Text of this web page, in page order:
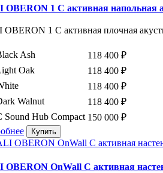
OBERON 1 C активная напольная
1 C активная плочная
Ash
118 400 ₽
Oak
118 400 ₽
118 400 ₽
Walnut
118 400 ₽
Sound Hub Compact 150 000 ₽
OBERON OnWall C активная